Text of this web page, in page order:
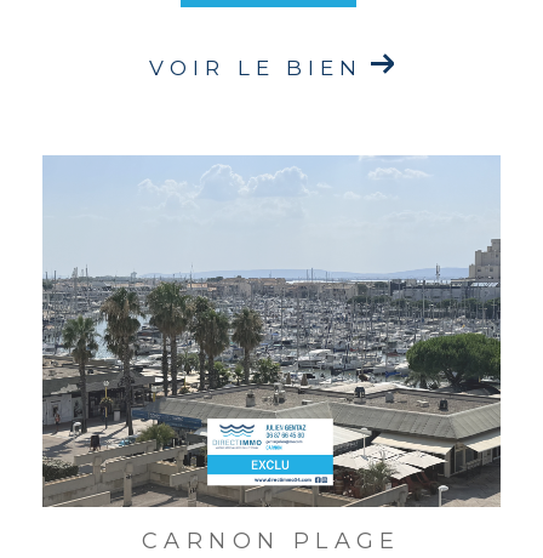
VOIR LE BIEN
CARNON PLAGE